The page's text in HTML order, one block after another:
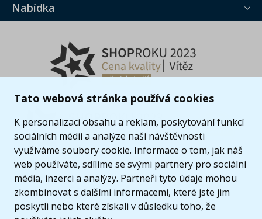
Tato webová stránka používá cookies
K personalizaci obsahu a reklam, poskytování funkcí
sociálních médií a analýze naší návštěvnosti
využíváme soubory cookie. Informace o tom, jak náš
web používáte, sdílíme se svými partnery pro sociální
média, inzerci a analýzy. Partneři tyto údaje mohou
zkombinovat s dalšími informacemi, které jste jim
poskytli nebo které získali v důsledku toho, že
Nabídka